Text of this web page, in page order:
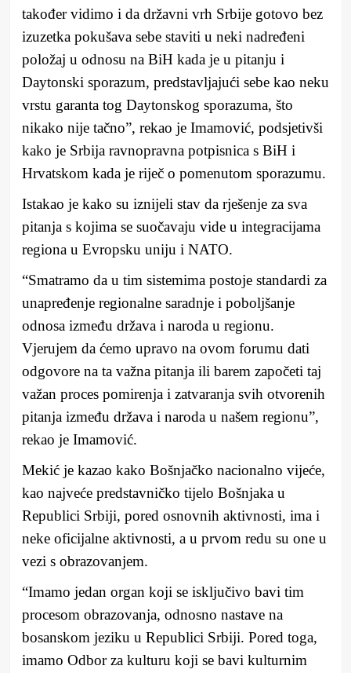
također vidimo i da državni vrh Srbije gotovo bez
izuzetka pokušava sebe staviti u neki nadređeni
položaj u odnosu na BiH kada je u pitanju i
Daytonski sporazum, predstavljajući sebe kao neku
vrstu garanta tog Daytonskog sporazuma, što
nikako nije tačno”, rekao je Imamović, podsjetivši
kako je Srbija ravnopravna potpisnica s BiH i
Hrvatskom kada je riječ o pomenutom sporazumu.
Istakao je kako su iznijeli stav da rješenje za sva
pitanja s kojima se suočavaju vide u integracijama
regiona u Evropsku uniju i NATO.
“Smatramo da u tim sistemima postoje standardi za
unapređenje regionalne saradnje i poboljšanje
odnosa između država i naroda u regionu.
Vjerujem da ćemo upravo na ovom forumu dati
odgovore na ta važna pitanja ili barem započeti taj
važan proces pomirenja i zatvaranja svih otvorenih
pitanja između država i naroda u našem regionu”,
rekao je Imamović.
Mekić je kazao kako Bošnjačko nacionalno vijeće,
kao najveće predstavničko tijelo Bošnjaka u
Republici Srbiji, pored osnovnih aktivnosti, ima i
neke oficijalne aktivnosti, a u prvom redu su one u
vezi s obrazovanjem.
“Imamo jedan organ koji se isključivo bavi tim
procesom obrazovanja, odnosno nastave na
bosanskom jeziku u Republici Srbiji. Pored toga,
imamo Odbor za kulturu koji se bavi kulturnim